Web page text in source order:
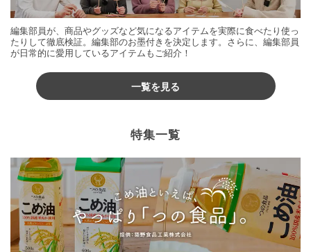
編集部員が、商品やグッズなど気になるアイテムを実際に食べたり使っ
たりして徹底検証。編集部のお墨付きを決定します。さらに、編集部員
が日常的に愛用しているアイテムもご紹介！
一覧を見る
特集一覧